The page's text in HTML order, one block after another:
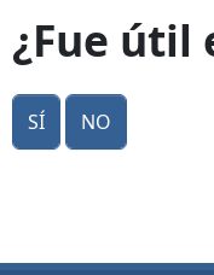
¿Fue útil
Sí No